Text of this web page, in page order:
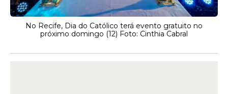
No Recife, Dia do Católico terá evento gratuito no
próximo domingo (12) Foto: Cinthia Cabral